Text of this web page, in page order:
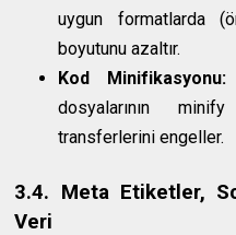
uygun formatlarda
boyutunu azaltır.
Kod Minifikasyonu:
dosyalarının
transferlerini engeller.
3.4. Meta Etiketler,
Veri